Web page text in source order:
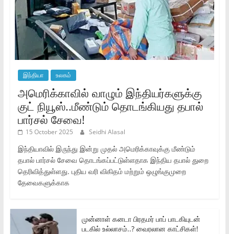
இந்தியா உலகம்
அமெரிக்காவில் வாழும் இந்தியர்களுக்கு
குட் நியூஸ்..மீண்டும் தொடங்கியது தபால்
பார்சல் சேவை!
15 October 2025 Seidhi Alasal
இந்தியாவில் இருந்து இன்று முதல் அமெரிக்காவுக்கு மீண்டும்
தபால் பார்சல் சேவை தொடங்கப்பட்டுள்ளதாக இந்திய தபால் துறை
தெரிவித்துள்ளது. புதிய வரி விகிதம் மற்றும் ஒழுங்குமுறை
தேவைகளுக்காக
முன்னாள் கனடா பிரதமர் பாப் பாடகியுடன்
படகில் உல்லாசம்..? வைரலான காட்சிகள்!